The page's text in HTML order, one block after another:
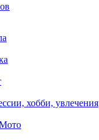
хобби, увлечения